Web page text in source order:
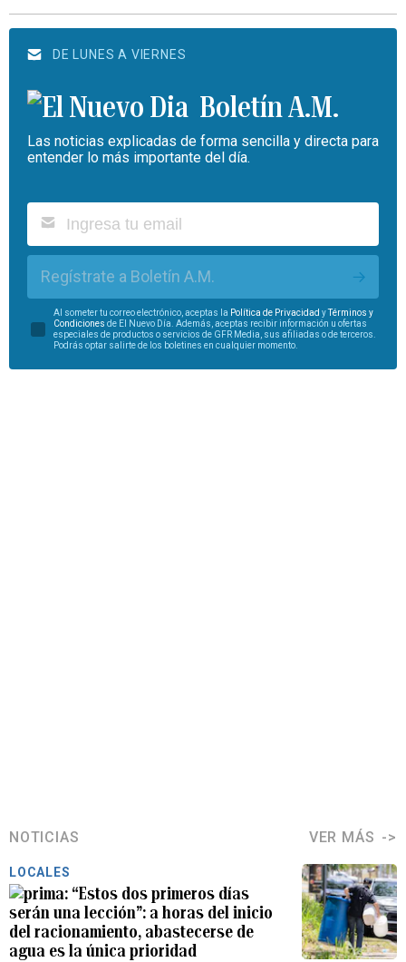
DE LUNES A VIERNES
Boletín A.M.
Las noticias explicadas de forma sencilla y directa para
entender lo más importante del día.
Regístrate a Boletín A.M.
Al someter tu correo electrónico, aceptas la Política de Privacidad y
Términos y
Condiciones de El Nuevo Día. Además, aceptas recibir información u ofertas
especiales de productos o servicios de GFR Media, sus afiliadas o de terceros.
Podrás optar salirte de los boletines en cualquier momento.
NOTICIAS VER MÁS
LOCALES
“Estos dos primeros días
serán una lección”: a horas del inicio
del racionamiento, abastecerse de
agua es la única prioridad